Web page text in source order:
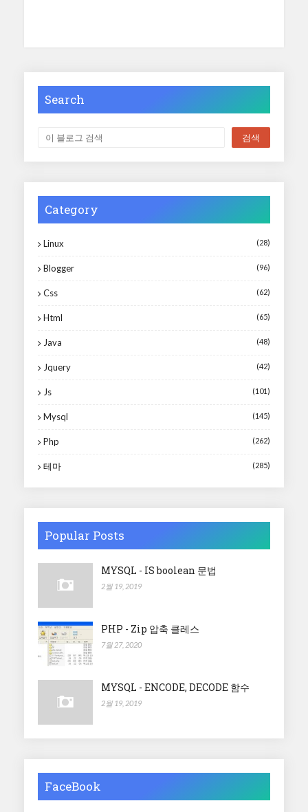
Search
Category
Linux (28)
Blogger (96)
Css (62)
Html (65)
Java (48)
Jquery (42)
Js (101)
Mysql (145)
Php (262)
테마 (285)
Popular Posts
MYSQL - IS boolean 문법
2월 19, 2019
PHP - Zip 압축 클레스
7월 27, 2020
MYSQL - ENCODE, DECODE 함수
2월 19, 2019
FaceBook